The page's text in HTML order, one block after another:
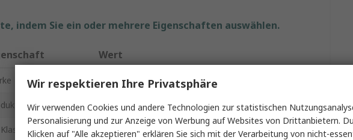
indem Sie ein oder mehrere Eigenschaften auswählen.
Wert
DFRobot
Typ Entwicklungstool Kommunikation und Drahtlos
IoT-Modul
Wir respektieren Ihre Privatsphäre
Wir verwenden Cookies und andere Technologien zur statistischen
Personalisierung und zur Anzeige von Werbung auf Websites von Drittanbietern.
Klicken auf "Alle akzeptieren" erklären Sie sich mit der Verarbeitung von nicht-